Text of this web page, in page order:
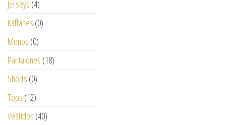
Jerseys (4)
Kaftanes (0)
Monos (0)
Pantalones (18)
Shorts (0)
Tops (12)
Vestidos (40)